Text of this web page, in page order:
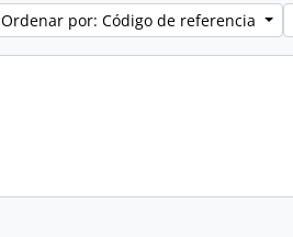
Ordenar por: Código de referencia